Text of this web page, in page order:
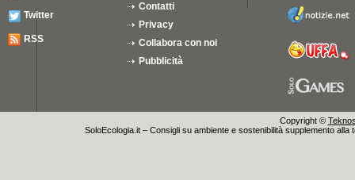
Twitter
RSS
Contatti
Privacy
Collabora con noi
Pubblicità
Copyright ©
SoloEcologia.it – Consigli su ambiente e sostenibilità supplemento